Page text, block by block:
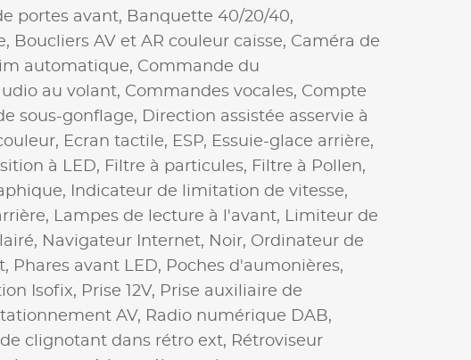
portes avant, Banquette 40/20/40,
Boucliers AV et AR couleur caisse, Caméra de
automatique, Commande du
au volant, Commandes vocales, Compte
sous-gonflage, Direction assistée asservie à
Ecran tactile, ESP, Essuie-glace arrière,
à LED, Filtre à particules, Filtre à Pollen,
Indicateur de limitation de vitesse,
Lampes de lecture à l'avant, Limiteur de
Navigateur Internet, Noir, Ordinateur de
Phares avant LED, Poches d'aumonières,
Isofix, Prise 12V, Prise auxiliaire de
AV, Radio numérique DAB,
clignotant dans rétro ext, Rétroviseur